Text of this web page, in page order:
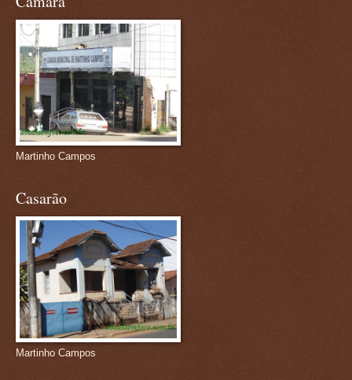
Martinho Campos
Casarão
Martinho Campos